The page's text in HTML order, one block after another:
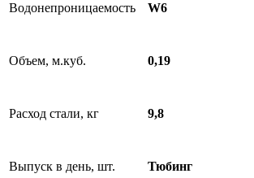
Водонепроницаемость W6
Объем, м.куб. 0,19
Расход стали, кг 9,8
Выпуск в день, шт. Тюбинг